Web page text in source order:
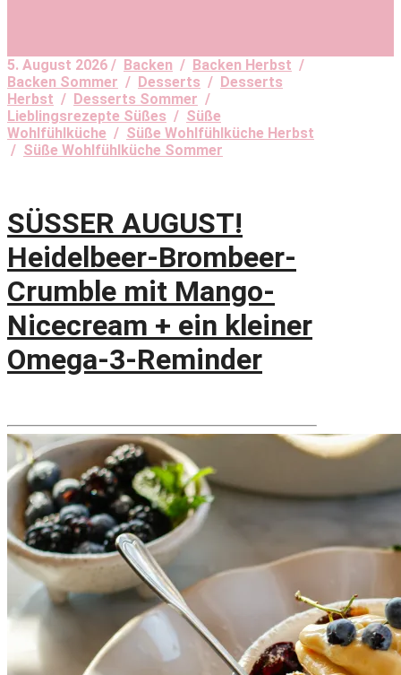
5. August 2026 / Backen / Backen Herbst /
Backen Sommer / Desserts / Desserts
Herbst / Desserts Sommer /
Lieblingsrezepte Süßes / Süße
Wohlfühlküche / Süße Wohlfühlküche Herbst
/ Süße Wohlfühlküche Sommer
SÜSSER AUGUST!
Heidelbeer-Brombeer-
Crumble mit Mango-
Nicecream + ein kleiner
Omega-3-Reminder